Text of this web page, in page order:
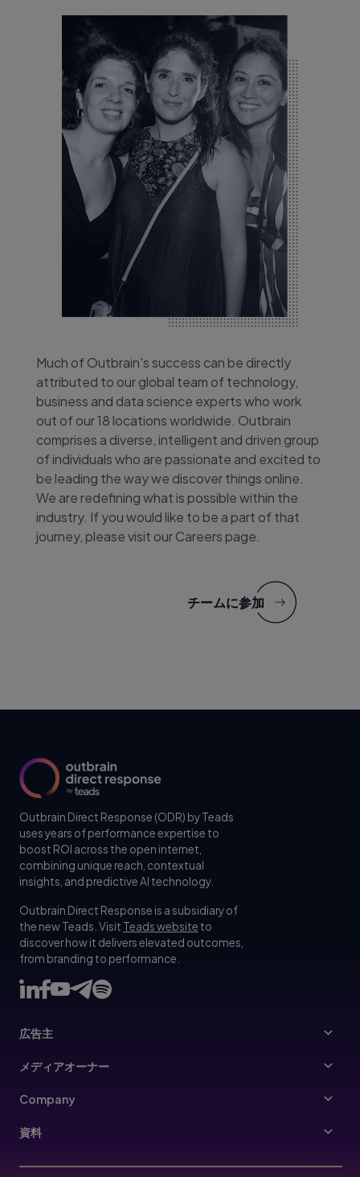
Much of Outbrain's success can be directly
attributed to our global team of technology,
business and data science experts who work
out of our 18 locations worldwide. Outbrain
comprises a diverse, intelligent and driven group
of individuals who are passionate and excited to
be leading the way we discover things online.
We are redefining what is possible within the
industry. If you would like to be a part of that
journey, please visit our Careers page.
チームに参加
Outbrain Direct Response (ODR) by Teads
uses years of performance expertise to
boost ROI across the open internet,
combining unique reach, contextual
insights, and predictive AI technology.
Outbrain Direct Response is a subsidiary of
the new Teads. Visit Teads website to
discover how it delivers elevated outcomes,
from branding to performance.
広告主
広告主
メディアオーナー
パブリッシャー
Company
企業情報
資料